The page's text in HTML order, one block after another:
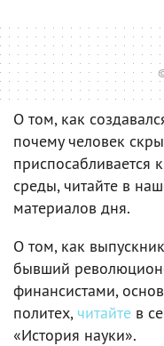
О том, как
почему человек
среды, читайте в
материалов дня.
О том, как
бывший
финансистами,
политех, читайте в
«История науки».